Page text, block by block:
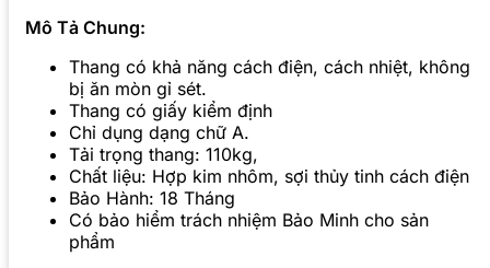
Mô Tả Chung:
Thang có khả năng cách điện, cách nhiệt, không
bị ăn mòn gỉ sét.
Thang có giấy kiểm định
Chỉ dụng dạng chữ A.
Tải trọng thang: 110kg,
Chất liệu: Hợp kim nhôm, sợi thủy tinh cách điện
Bảo Hành: 18 Tháng
Có bảo hiểm trách nhiệm Bảo Minh cho sản
phẩm